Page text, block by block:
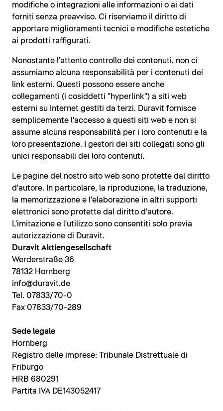
modifiche o integrazioni alle informazioni o ai dati
forniti senza preavviso. Ci riserviamo il diritto di
apportare miglioramenti tecnici e modifiche estetiche
ai prodotti raffigurati.
Nonostante l'attento controllo dei contenuti, non ci
assumiamo alcuna responsabilità per i contenuti dei
link esterni. Questi possono essere anche
collegamenti (i cosiddetti "hyperlink") a siti web
esterni su Internet gestiti da terzi. Duravit fornisce
semplicemente l'accesso a questi siti web e non si
assume alcuna responsabilità per i loro contenuti e la
loro presentazione. I gestori dei siti collegati sono gli
unici responsabili dei loro contenuti.
Le pagine del nostro sito web sono protette dal diritto
d'autore. In particolare, la riproduzione, la traduzione,
la memorizzazione e l'elaborazione in altri supporti
elettronici sono protette dal diritto d'autore.
L'imitazione e l'utilizzo sono consentiti solo previa
autorizzazione di Duravit.
Duravit Aktiengesellschaft
Werderstraße 36
78132 Hornberg
info@duravit.de
Tel. 07833/70-0
Fax 07833/70-289
Sede legale
Hornberg
Registro delle imprese: Tribunale Distrettuale di
Friburgo
HRB 680291
Partita IVA DE143052417